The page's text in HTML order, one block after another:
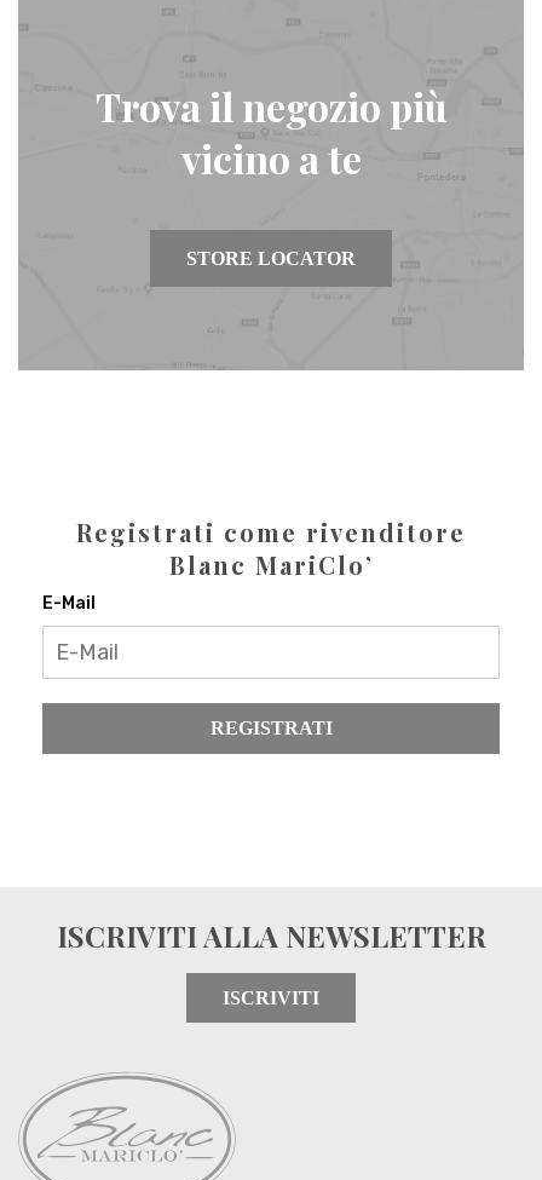
Trova il negozio più
vicino a te
STORE LOCATOR
Registrati come rivenditore
Blanc MariClo’
E-Mail
REGISTRATI
ISCRIVITI ALLA NEWSLETTER
ISCRIVITI